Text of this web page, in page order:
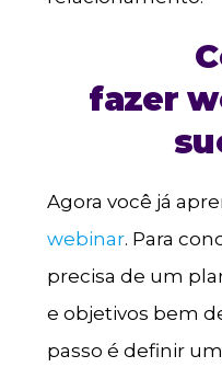
fazer
Agora você já
webinar. Para
precisa de um
e objetivos bem
passo é definir